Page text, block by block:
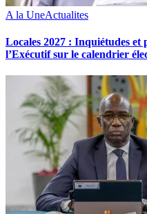
A la UneActualites
Locales 2027 : Inquiétudes et
l’Exécutif sur le calendrier